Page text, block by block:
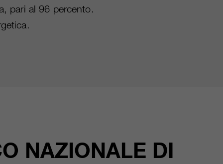
pari al 96 percento.
NAZIONALE DI